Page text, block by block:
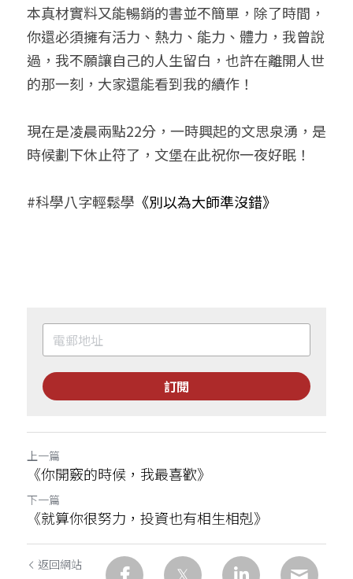
本真材實料又能暢銷的書並不簡單，除了時間，
你還必須擁有活力、熱力、能力、體力，我曾說
過，我不願讓自己的人生留白，也許在離開人世
的那一刻，大家還能看到我的續作！
現在是凌晨兩點22分，一時興起的文思泉湧，是
時候劃下休止符了，文堡在此祝你一夜好眠！
#科學八字輕鬆學 《別以為大師準沒錯》
訂閱
上一篇
《你開竅的時候，我最喜歡》
下一篇
《就算你很努力，投資也有相生相剋》
返回網站